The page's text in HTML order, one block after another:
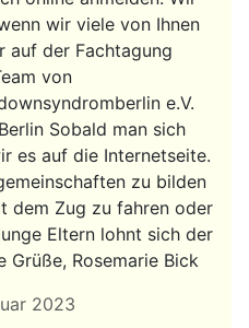
wir viele von Ihnen
auf der Fachtagung
von
e.V.
Sobald man sich
es auf die Internetseite.
zu bilden
dem Zug zu fahren oder
Eltern lohnt sich der
Grüße, Rosemarie Bick
2023